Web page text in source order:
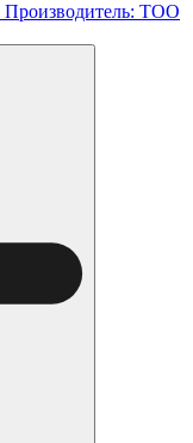
Производитель: ТОО